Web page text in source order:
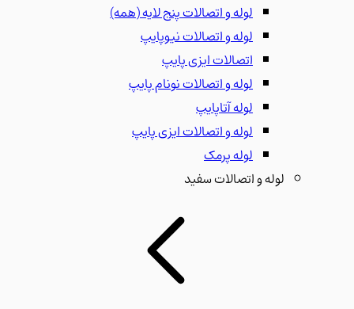
لوله و اتصالات پنج لایه(همه)
لوله و اتصالات نیوپایپ
اتصالات ایزی پایپ
لوله و اتصالات نونام پایپ
لوله آتاپایپ
لوله و اتصالات ایزی پایپ
لوله پرمک
لوله و اتصالات سفید